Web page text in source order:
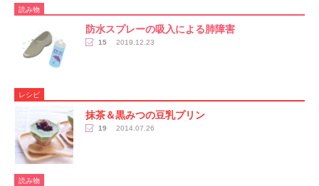
読み物
防水スプレーの吸入による肺障害
15 2019.12.23
レシピ
抹茶＆黒みつの豆乳プリン
19 2014.07.26
読み物